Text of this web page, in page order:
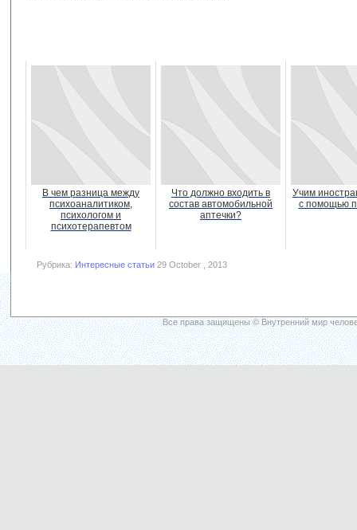
В чем разница между
психоаналитиком,
психологом и
психотерапевтом
Что должно входить в
состав автомобильной
аптечки?
Учим
с помощью
Рубрика: Интересные статьи 29 October , 2013
Все права защищены © Внутренний мир